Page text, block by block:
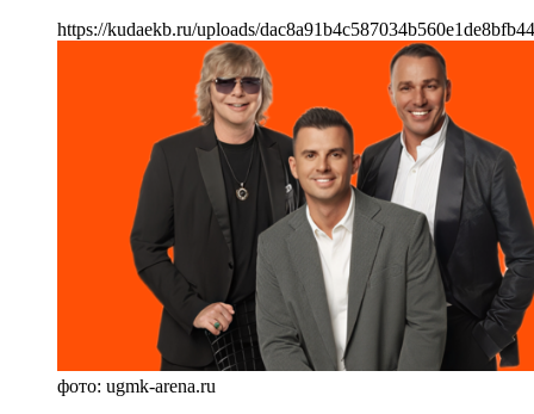
https://kudaekb.ru/uploads/
фото: ugmk-arena.ru